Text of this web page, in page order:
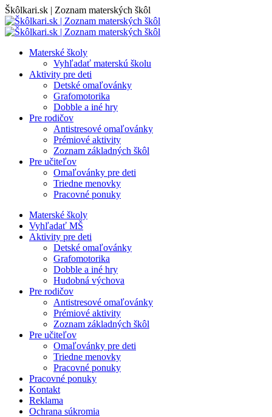
Skip
to
content
Škôlkari.sk | Zoznam materských škôl
Materské školy
Vyhľadať materskú školu
Aktivity pre deti
Detské omaľovánky
Grafomotorika
Dobble a iné hry
Pre rodičov
Antistresové omaľovánky
Prémiové aktivity
Zoznam základných škôl
Pre učiteľov
Omaľovánky pre deti
Triedne menovky
Pracovné ponuky
Materské školy
Vyhľadať MŠ
Aktivity pre deti
Detské omaľovánky
Grafomotorika
Dobble a iné hry
Hudobná výchova
Pre rodičov
Antistresové omaľovánky
Prémiové aktivity
Zoznam základných škôl
Pre učiteľov
Omaľovánky pre deti
Triedne menovky
Pracovné ponuky
Pracovné ponuky
Kontakt
Reklama
Ochrana súkromia